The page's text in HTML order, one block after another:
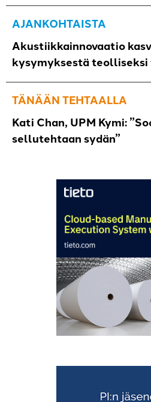
AJANKOHTAISTA
Akustiikkainnovaatio
kysymyksestä
TÄNÄÄN TEHTAALLA
Kati Chan, UPM Kymi:
sellutehtaan sydän”